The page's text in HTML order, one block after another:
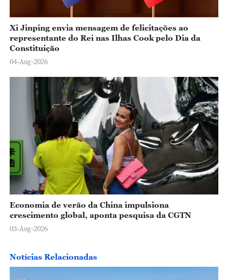
Xi Jinping envia mensagem de felicitações ao
representante do Rei nas Ilhas Cook pelo Dia da
Constituição
04-Aug-2026
Economia de verão da China impulsiona
crescimento global, aponta pesquisa da CGTN
03-Aug-2026
Notícias Relacionadas